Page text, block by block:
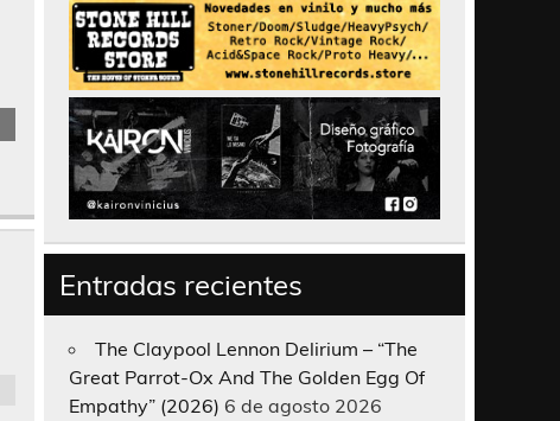
Entradas recientes
The Claypool Lennon Delirium – “The
Great Parrot-Ox And The Golden Egg Of
Empathy” (2026) 6 de agosto 2026